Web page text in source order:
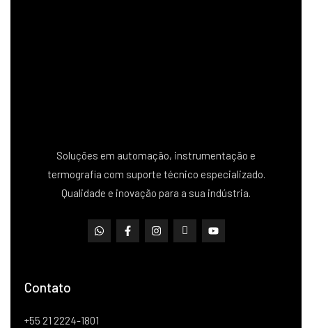
Soluções em automação, instrumentação e
termografia com suporte técnico especializado.
Qualidade e inovação para a sua indústria.
Contato
+55 21 2224-1801